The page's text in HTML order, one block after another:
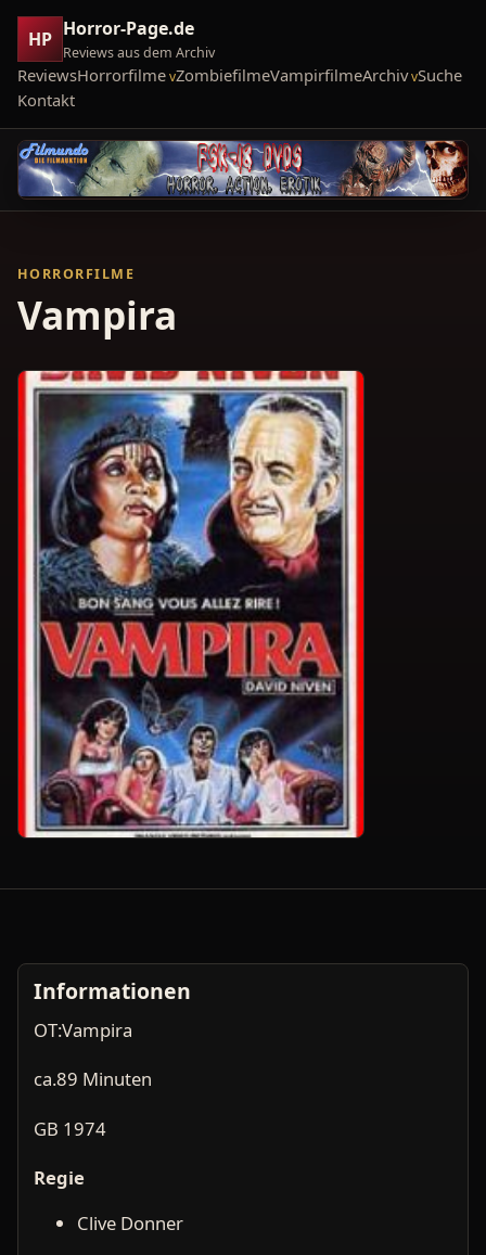
HP Horror-Page.de
Reviews aus dem Archiv
ReviewsHorrorfilme ZombiefilmeVampirfilmeArchiv Suche
Kontakt
HORRORFILME
Vampira
Informationen
OT:Vampira
ca.89 Minuten
GB 1974
Regie
Clive Donner